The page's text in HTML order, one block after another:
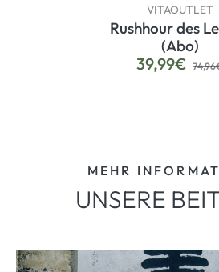
VITAOUTLET
Rushhour des
(Abo)
Normaler
39,99€
MEHR
UNSERE